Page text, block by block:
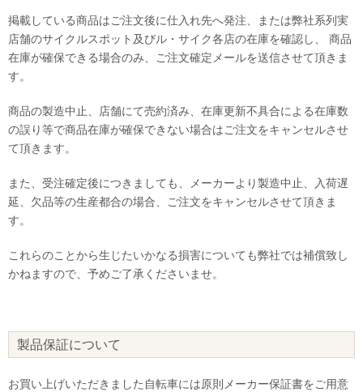
掲載している商品はご注文後に仕入れ先へ発注、または弊社系列実
店舗のサイクルスポット及びル・サイク各店の在庫を確認し、 商品
在庫が確保できる場合のみ、ご注文確定メールを送信させて頂きま
す。
商品の製造中止、店舗にて売約済み、在庫更新不具合による在庫数
の誤り等で商品在庫が確保できない場合はご注文をキャンセルさせ
て頂きます。
また、受注確定後につきましても、メーカーより製造中止、入荷遅
延、欠品等の生産都合の場合、ご注文をキャンセルさせて頂きま
す。
これらのことから生じたいかなる損害についても弊社では補償致し
かねますので、予めご了承くださいませ。
製品保証について
お買い上げいただきました自転車には原則メーカー保証書をご用意